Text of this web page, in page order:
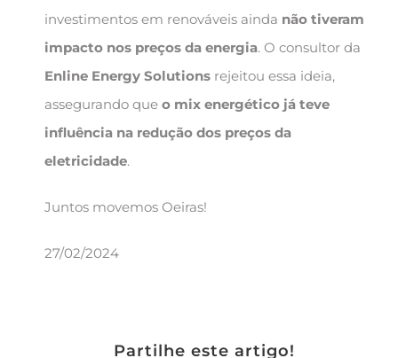
investimentos em renováveis ainda não tiveram
impacto nos preços da energia. O consultor da
Enline Energy Solutionsrejeitou essa ideia,
assegurando que o mix energético já teve
influência na redução dos preços da
eletricidade.
Juntos movemos Oeiras!
27/02/2024
Partilhe este artigo!